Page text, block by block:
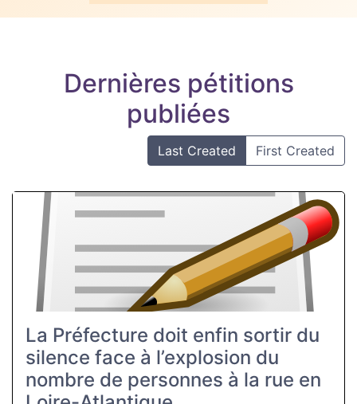
Dernières pétitions
publiées
Last Created First Created
La Préfecture doit enfin sortir du
silence face à l’explosion du
nombre de personnes à la rue en